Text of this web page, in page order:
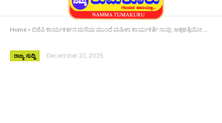
Home » ಬಿಜೆಪಿ ಕಾರ್ಯಕರ್ತನ ಮನೆಯ ಮುಂದೆ ಮಹಿಳಾ ಕಾರ್ಯಕರ್ತೆ ಸಾವು: ಆತ್ಮಹತ್ಯೆಯೋ ಕೊಲೆಯೋ ?
ರಾಜ್ಯ ಸುದ್ದಿ December 20, 2025